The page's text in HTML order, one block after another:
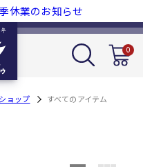
休業のお知らせ
0
ョップ すべてのアイテム